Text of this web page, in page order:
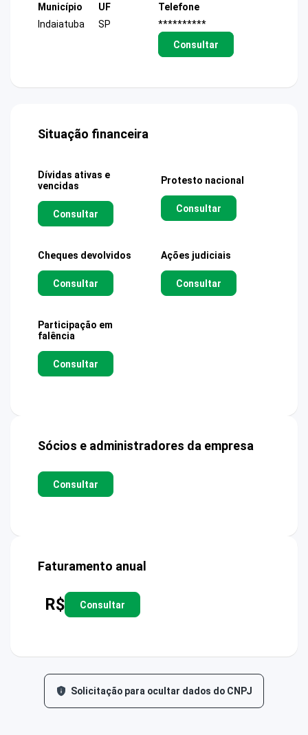
Município
Indaiatuba
UF
SP
Telefone
**********
Consultar
Situação financeira
Dívidas ativas e
vencidas
Consultar
Protesto nacional
Consultar
Cheques devolvidos
Consultar
Ações judiciais
Consultar
Participação em
falência
Consultar
Sócios e administradores da empresa
Consultar
Faturamento anual
R$ Consultar
Solicitação para ocultar dados do CNPJ